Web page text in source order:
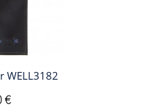
WELL3182
€